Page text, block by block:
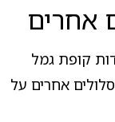
אחרים
קופת גמל
אחרים על